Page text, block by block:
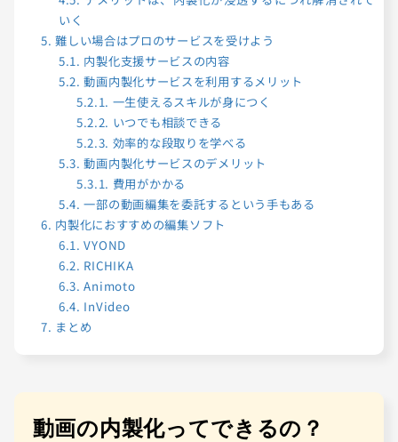
いく
5. 難しい場合はプロのサービスを受けよう
5.1. 内製化支援サービスの内容
5.2. 動画内製化サービスを利用するメリット
5.2.1. 一生使えるスキルが身につく
5.2.2. いつでも相談できる
5.2.3. 効率的な段取りを学べる
5.3. 動画内製化サービスのデメリット
5.3.1. 費用がかかる
5.4. 一部の動画編集を委託するという手もある
6. 内製化におすすめの編集ソフト
6.1. VYOND
6.2. RICHIKA
6.3. Animoto
6.4. InVideo
7. まとめ
動画の内製化ってできるの？